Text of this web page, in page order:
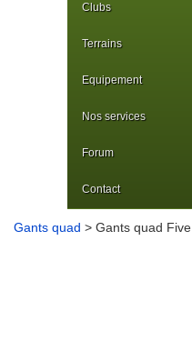
Clubs
Terrains
Equipement
Nos services
Forum
Contact
Gants quad > Gants quad Five